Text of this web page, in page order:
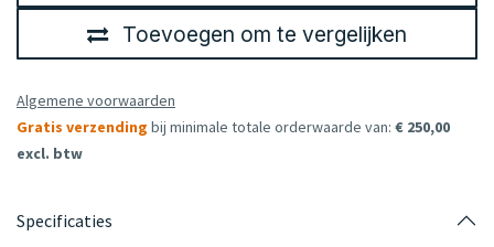
Toevoegen om te vergelijken
Algemene voorwaarden
Gratis verzending bij minimale totale orderwaarde van: € 250,00
excl. btw
Specificaties